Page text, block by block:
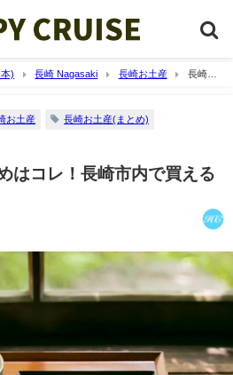
) 長崎 Nagasaki 長崎お土産
長崎お
お土産 長崎お土産(まとめ)
はコレ！長崎市内で買える